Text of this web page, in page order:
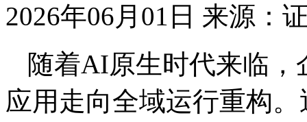
2026年06月01日 来源：
随着AI原生时代来临
应用走向全域运行重构